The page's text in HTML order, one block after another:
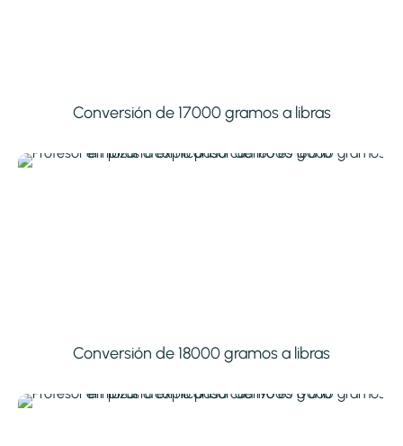
Conversión de 17000 gramos a libras
Conversión de 18000 gramos a libras